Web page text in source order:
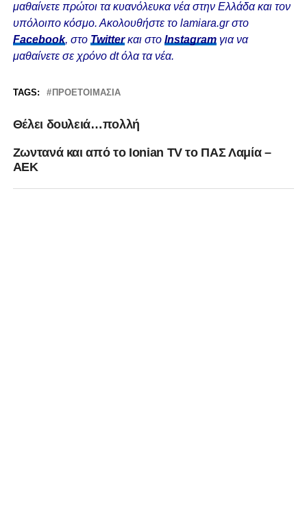
μαθαίνετε πρώτοι τα κυανόλευκα νέα στην Ελλάδα και τον
υπόλοιπο κόσμο. Ακολουθήστε το lamiara.gr στο
Facebook, στο Twitterκαι στο Instagram για να
μαθαίνετε σε χρόνο dt όλα τα νέα.
TAGS: ΠΡΟΕΤΟΙΜΑΣΊΑ
Θέλει δουλειά…πολλή
Ζωντανά και από το Ionian TV το ΠΑΣ Λαμία –
ΑΕΚ